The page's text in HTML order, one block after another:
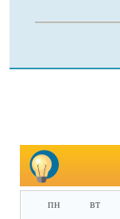
пн вт